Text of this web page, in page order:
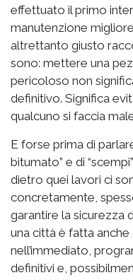
effettuato il primo
manutenzione
altrettanto giusto
sono: mettere una
pericoloso non
definitivo. Significa
qualcuno si faccia
E forse prima di
bitumato” e di
dietro quei lavori ci
concretamente,
garantire la sicurezza
una città è fatta
nell’immediato,
definitivi e,